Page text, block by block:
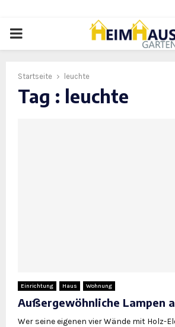
PRIMARY
Startseite leuchte
Tag : leuchte
Einrichtung Haus Wohnung
Außergewöhnliche Lampen
Wer seine eigenen vier Wände mit Holz-